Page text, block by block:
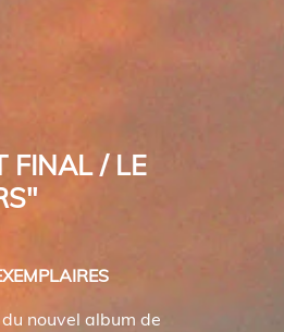
FINAL / LE
nouvel album de